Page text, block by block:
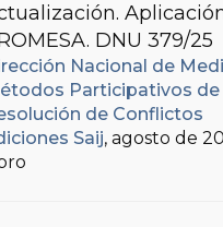
DNU 379/25
Nacional de
Participativos de
de Conflictos
Saij, agosto de